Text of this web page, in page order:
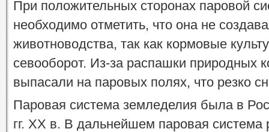
При положительных сторонах паровой
необходимо отметить, что она не
животноводства, так как кормовые
севооборот. Из-за распашки природных
выпасали на паровых полях, что резко
Паровая система земледелия была в
гг. XX в. В дальнейшем паровая система